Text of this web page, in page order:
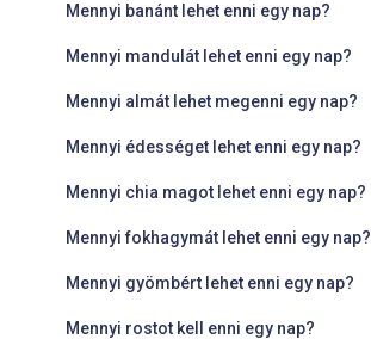
Mennyi banánt lehet enni egy nap?
Mennyi mandulát lehet enni egy nap?
Mennyi almát lehet megenni egy nap?
Mennyi édességet lehet enni egy nap?
Mennyi chia magot lehet enni egy nap?
Mennyi fokhagymát lehet enni egy nap?
Mennyi gyömbért lehet enni egy nap?
Mennyi rostot kell enni egy nap?